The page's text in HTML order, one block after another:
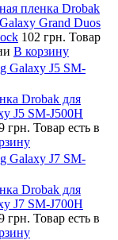
пленка Drobak
Grand Duos
102 грн. Товар
В корзину
Galaxy J5 SM-
Drobak для
J5 SM-J500H
грн. Товар есть в
Galaxy J7 SM-
Drobak для
J7 SM-J700H
грн. Товар есть в